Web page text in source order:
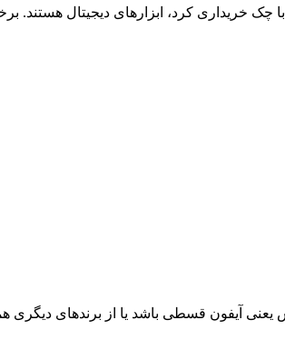
خریداری کرد، ابزارهای دیجیتال هستند.
آیفون قسطی باشد یا از برندهای دیگری